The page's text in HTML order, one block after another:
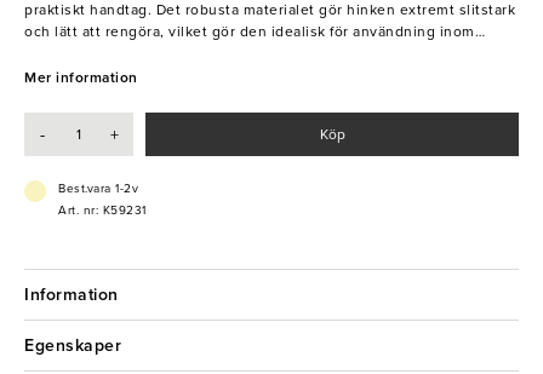
praktiskt handtag. Det robusta materialet gör hinken extremt slitstark
och lätt att rengöra, vilket gör den idealisk för användning inom
användas både för matlagning och för servering av kyld dryck eller
- Rymlig
- Utan bottenband
- Tål diskmaskin
Mer information
- + Köp
Best.vara 1-2v
Art. nr: K59231
Information
Egenskaper